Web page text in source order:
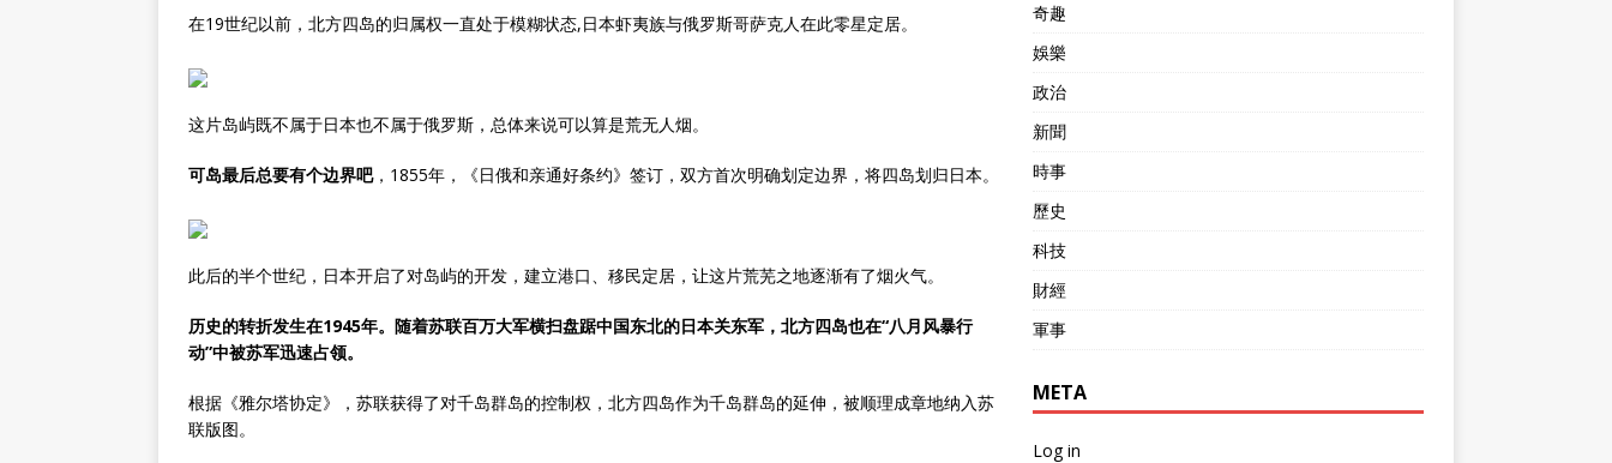
在19世纪以前，北方四岛的归属权一直处于模糊状态,日本虾夷族与俄罗斯哥萨克人在此零星定居。
这片岛屿既不属于日本也不属于俄罗斯，总体来说可以算是荒无人烟。
可岛最后总要有个边界吧，1855年，《日俄和亲通好条约》签订，双方首次明确划定边界，将四岛划归日本。
此后的半个世纪，日本开启了对岛屿的开发，建立港口、移民定居，让这片荒芜之地逐渐有了烟火气。
历史的转折发生在1945年。随着苏联百万大军横扫盘踞中国东北的日本关东军，北方四岛也在“八月风暴行
动”中被苏军迅速占领。
根据《雅尔塔协定》，苏联获得了对千岛群岛的控制权，北方四岛作为千岛群岛的延伸，被顺理成章地纳入苏
联版图。
奇趣
娛樂
政治
新聞
時事
歷史
科技
財經
軍事
META
Log in